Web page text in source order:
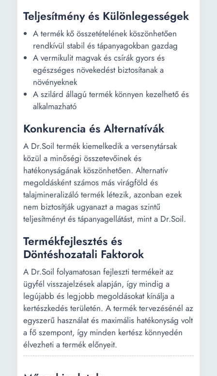
Teljesítmény és Különlegességek
A termék kő összetételének köszönhetően
rendkívül stabil és tápanyagokban gazdag
A vermikulit magvak és csírák gyors és
egészséges növekedést biztosítanak a
növényeknek
A szilárd állagú termék könnyen kezelhető és
alkalmazható
Konkurencia és Alternatívák
A Dr.Soil termék kiemelkedik a versenytársak
közül a minőségi összetevőinek és
hatékonyságának köszönhetően. Alternatív
megoldásként számos más virágföld és
talajmineralizáló termék létezik, azonban ezek
nem biztosítják ugyanazt a magas szintű
teljesítményt és tápanyagellátást, mint a Dr.Soil.
Termékfejlesztés és
Döntéshozatali Faktorok
A Dr.Soil folyamatosan fejleszti termékeit az
ügyfél visszajelzések alapján, így mindig a
legújabb és legjobb megoldásokat kínálja a
kertészkedés területén. A termék tervezésénél az
egyszerű használat és maximális hatékonyság volt
a fő szempont, így minden kertész könnyedén
élvezheti a termék előnyeit.